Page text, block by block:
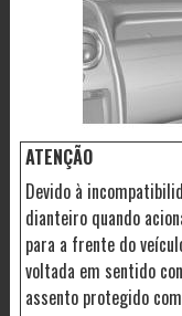
ATENÇÃO
Devido à
dianteiro quando
para a frente do
voltada em sentido
assento protegido